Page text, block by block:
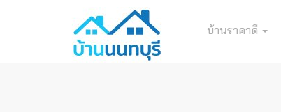
บ้านราคาดี